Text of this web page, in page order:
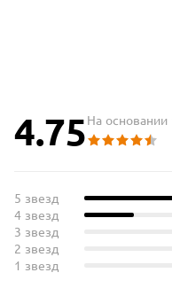
4.75На основании
1 звезд
2 звезд
3 звезд
4 звезд
5 звезд